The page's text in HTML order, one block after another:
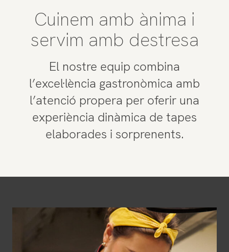
Cuinem amb ànima i
servim amb destresa
El nostre equip combina
l’excel·lència gastronòmica amb
l’atenció propera per oferir una
experiència dinàmica de tapes
elaborades i sorprenents.